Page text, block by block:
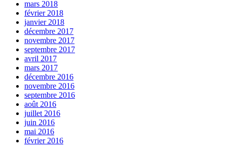
mars 2018
février 2018
janvier 2018
décembre 2017
novembre 2017
septembre 2017
avril 2017
mars 2017
décembre 2016
novembre 2016
septembre 2016
août 2016
juillet 2016
juin 2016
mai 2016
février 2016